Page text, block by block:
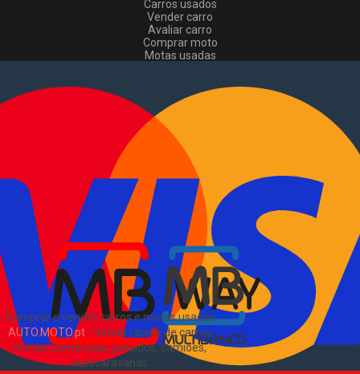
Comprar e vender carros e motas usadas
AUTO.MOTO.pt- Venda rápida de carros,
motas, comerciais, pesados, camiões,
autocaravanas
Carros usados
Vender carro
Avaliar carro
Comprar moto
Motas usadas
Comerciais usados
Vender comerciais
Informações
Como comprar e vender
Pacotes de anúncios
Verificar VIN e matrícula
Sitemap
EN
Sobre Nós